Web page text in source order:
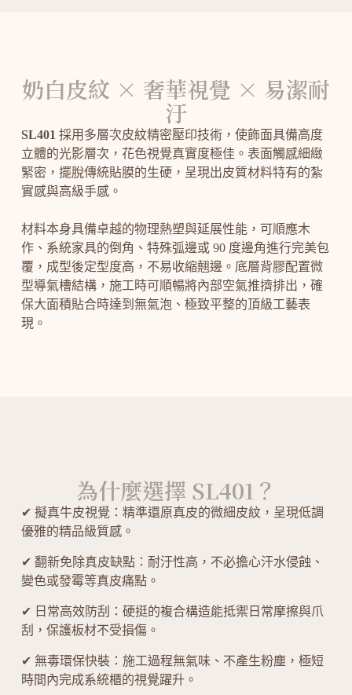
奶白皮紋 × 奢華視覺 × 易潔耐
汙
SL401 採用多層次皮紋精密壓印技術，使飾面具備高度
立體的光影層次，花色視覺真實度極佳。表面觸感細緻
緊密，擺脫傳統貼膜的生硬，呈現出皮質材料特有的紮
實感與高級手感。
材料本身具備卓越的物理熱塑與延展性能，可順應木
作、系統家具的倒角、特殊弧邊或 90 度邊角進行完美包
覆，成型後定型度高，不易收縮翹邊。底層背膠配置微
型導氣槽結構，施工時可順暢將內部空氣推擠排出，確
保大面積貼合時達到無氣泡、極致平整的頂級工藝表
現。
為什麼選擇 SL401？
✔ 擬真牛皮視覺：精準還原真皮的微細皮紋，呈現低調
優雅的精品級質感。
✔ 翻新免除真皮缺點：耐汙性高，不必擔心汗水侵蝕、
變色或發霉等真皮痛點。
✔ 日常高效防刮：硬挺的複合構造能抵禦日常摩擦與爪
刮，保護板材不受損傷。
✔ 無毒環保快裝：施工過程無氣味、不產生粉塵，極短
時間內完成系統櫃的視覺躍升。